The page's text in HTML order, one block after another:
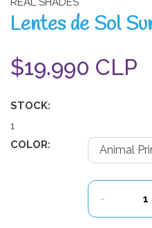
Lentes de Sol
$19.990 CLP
STOCK:
1
COLOR:
-